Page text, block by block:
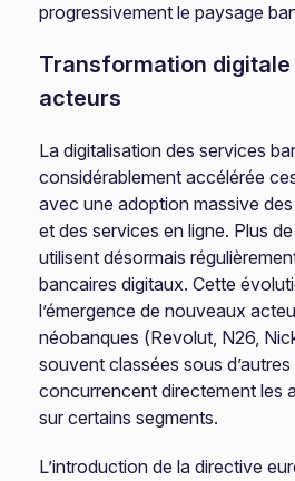
progressivement le paysage
Transformation
acteurs
La digitalisation des services
considérablement accélérée
avec une adoption massive
et des services en ligne. Plus
utilisent désormais
bancaires digitaux. Cette
l’émergence de nouveaux
néobanques (Revolut, N26,
souvent classées sous
concurrencent directement les
sur certains segments.
L’introduction de la directive